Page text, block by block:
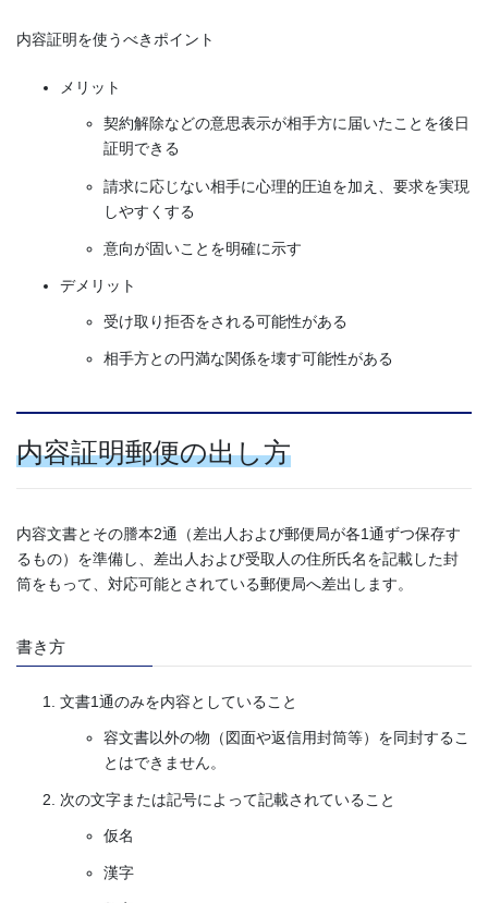
内容証明を使うべきポイント
メリット
契約解除などの意思表示が相手方に届いたことを後日
証明できる
請求に応じない相手に心理的圧迫を加え、要求を実現
しやすくする
意向が固いことを明確に示す
デメリット
受け取り拒否をされる可能性がある
相手方との円満な関係を壊す可能性がある
内容証明郵便の出し方
内容文書とその謄本2通（差出人および郵便局が各1通ずつ保存す
るもの）を準備し、差出人および受取人の住所氏名を記載した封
筒をもって、対応可能とされている郵便局へ差出します。
書き方
文書1通のみを内容としていること
容文書以外の物（図面や返信用封筒等）を同封するこ
とはできません。
次の文字または記号によって記載されていること
仮名
漢字